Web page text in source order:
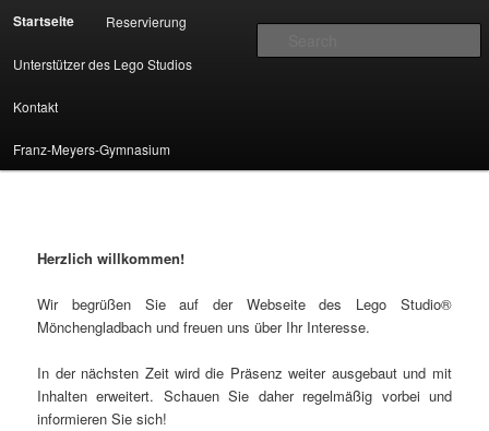
Lego LEIS – Franz-Meyers-
Main menu
Skip to primary content
Skip to secondary content
Startseite Reservierung
Unterstützer des Lego Studios
Kontakt
Franz-Meyers-Gymnasium
Herzlich willkommen!
Wir begrüßen Sie auf der Webseite des Lego Studio®
Mönchengladbach und freuen uns über Ihr Interesse.
In der nächsten Zeit wird die Präsenz weiter ausgebaut und mit
Inhalten erweitert. Schauen Sie daher regelmäßig vorbei und
informieren Sie sich!